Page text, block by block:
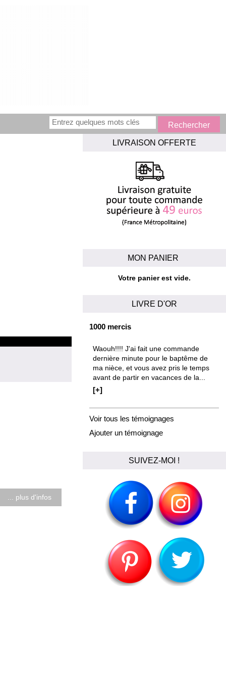
... plus d'infos
LIVRAISON OFFERTE
MON PANIER
Votre panier est vide.
LIVRE D'OR
1000 mercis
Waouh!!!! J'ai fait une commande
dernière minute pour le baptême de
ma nièce, et vous avez pris le temps
avant de partir en vacances de la...
[+]
Voir tous les témoignages
Ajouter un témoignage
SUIVEZ-MOI !